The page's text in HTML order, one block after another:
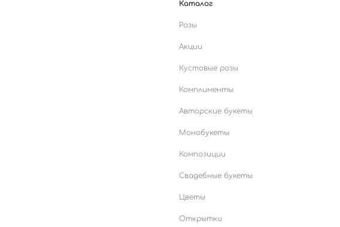
Каталог
Розы
Акции
Кустовые розы
Комплименты
Авторские букеты
Монобукеты
Композиции
Свадебные букеты
Цветы
Открытки